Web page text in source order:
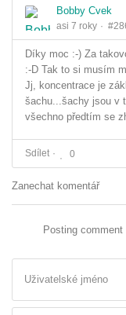
Bobby Cvek
asi 7 roky
Díky moc :-) Za
:-D Tak to si musím
Jj, koncentrace je
šachu...šachy jsou v
všechno předtím se
Sdílet 0
Zanechat komentář
Posting comment
Uživatelské jméno